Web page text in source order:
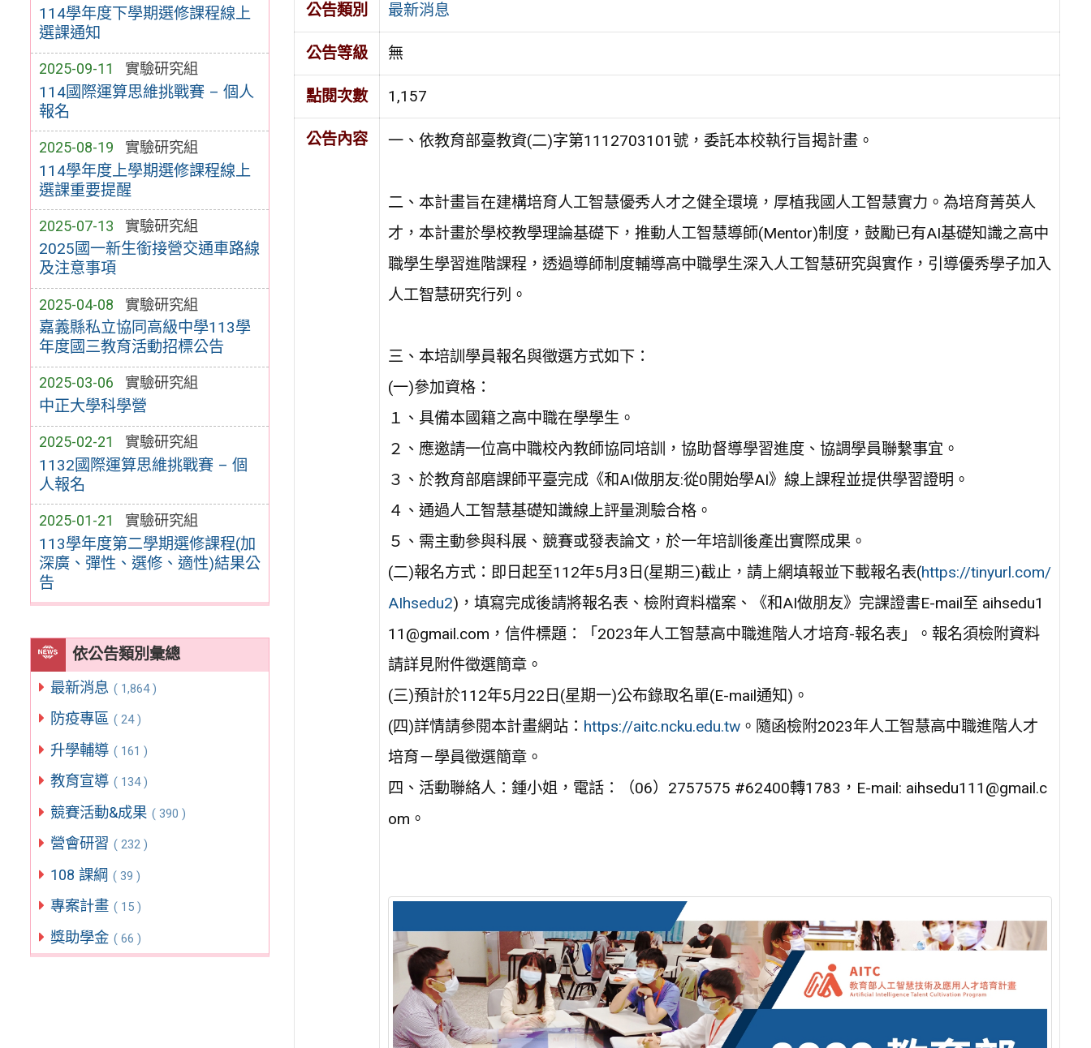
114學年度下學期選修課程線上
選課通知
2025-09-11 實驗研究組
114國際運算思維挑戰賽 – 個人
報名
2025-08-19 實驗研究組
114學年度上學期選修課程線上
選課重要提醒
2025-07-13 實驗研究組
2025國一新生銜接營交通車路線
及注意事項
2025-04-08 實驗研究組
嘉義縣私立協同高級中學113學
年度國三教育活動招標公告
2025-03-06 實驗研究組
中正大學科學營
2025-02-21 實驗研究組
1132國際運算思維挑戰賽 – 個
人報名
2025-01-21 實驗研究組
113學年度第二學期選修課程(加
深廣、彈性、選修、適性)結果公
告
依公告類別彙總
最新消息 ( 1,864 )
防疫專區 ( 24 )
升學輔導 ( 161 )
教育宣導 ( 134 )
競賽活動&成果 ( 390 )
營會研習 ( 232 )
108 課綱 ( 39 )
專案計畫 ( 15 )
獎助學金 ( 66 )
公告類別 最新消息
公告等級 無
點閱次數 1,157
公告內容 一、依教育部臺教資(二)字第1112703101號，委託本校執行旨揭計畫。
二、本計畫旨在建構培育人工智慧優秀人才之健全環境，厚植我國人工智慧實力。為培育菁英人
才，本計畫於學校教學理論基礎下，推動人工智慧導師(Mentor)制度，鼓勵已有AI基礎知識之高中
職學生學習進階課程，透過導師制度輔導高中職學生深入人工智慧研究與實作，引導優秀學子加入
人工智慧研究行列。
三、本培訓學員報名與徵選方式如下：
(一)參加資格：
１、具備本國籍之高中職在學學生。
２、應邀請一位高中職校內教師協同培訓，協助督導學習進度、協調學員聯繫事宜。
３、於教育部磨課師平臺完成《和AI做朋友:從0開始學AI》線上課程並提供學習證明。
４、通過人工智慧基礎知識線上評量測驗合格。
５、需主動參與科展、競賽或發表論文，於一年培訓後產出實際成果。
(二)報名方式：即日起至112年5月3日(星期三)截止，請上網填報並下載報名表(https://tinyurl.com/
AIhsedu2)，填寫完成後請將報名表、檢附資料檔案、《和AI做朋友》完課證書E-mail至 aihsedu1
11@gmail.com，信件標題：「2023年人工智慧高中職進階人才培育-報名表」。報名須檢附資料
請詳見附件徵選簡章。
(三)預計於112年5月22日(星期一)公布錄取名單(E-mail通知)。
(四)詳情請參閱本計畫網站： https://aitc.ncku.edu.tw。隨函檢附2023年人工智慧高中職進階人才
培育－學員徵選簡章。
四、活動聯絡人：鍾小姐，電話：（06）2757575 #62400轉1783，E-mail: aihsedu111@gmail.c
om。